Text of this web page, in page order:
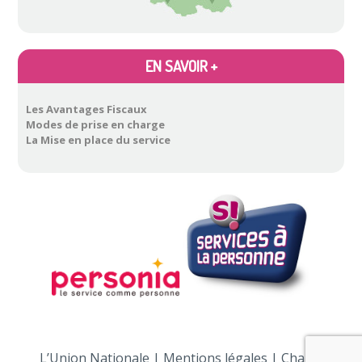
EN SAVOIR +
Les Avantages Fiscaux
Modes de prise en charge
La Mise en place du service
L’Union Nationale | Mentions légales | Charte